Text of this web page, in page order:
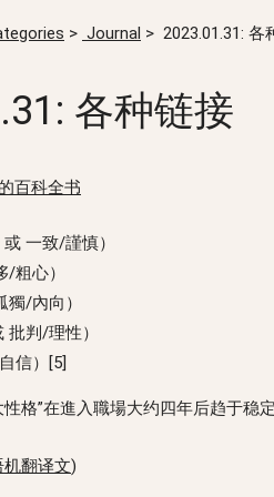
> Journal > 2023.01.31: 各
各种链接
百科全书
一致/謹慎）
粗心）
/內向）
判/理性）
信）[5]
格”在進入職場大约四年后趋于
机翻译文)